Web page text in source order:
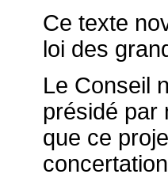
Ce texte
loi des
Le Conseil
présidé par
que ce